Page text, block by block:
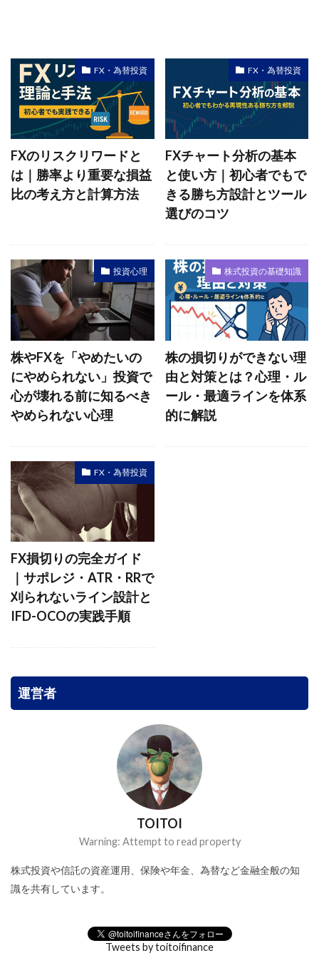
FX・為替投資
FXのリスクリワードと
は｜勝率より重要な損益
比の考え方と計算方法
FX・為替投資
FXチャート分析の基本
と使い方｜初心者でもで
きる勝ち方設計とツール
選びのコツ
投資心理
株やFXを「やめたいの
にやめられない」投資で
心が壊れる前に知るべき
やめられない心理
株式投資の基礎知識
株の損切りができない理
由と対策とは？心理・ル
ール・最適ラインを体系
的に解説
FX・為替投資
FX損切りの完全ガイド
｜サポレジ・ATR・RRで
刈られないライン設計と
IFD-OCOの実践手順
運営者
TOITOI
Warning: Attempt to read property
株式投資や信託の資産運用、保険や年金、為替など金融全般の知
識を共有しています。
Tweets by toitoifinance